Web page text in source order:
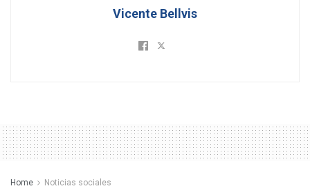
Vicente Bellvis
Home Noticias sociales